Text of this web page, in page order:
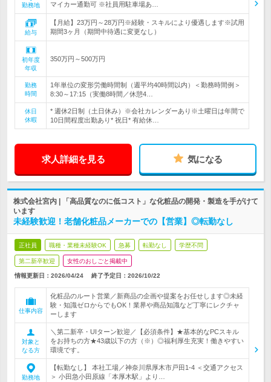
勤務地
マイカー通勤可 ※社員用駐車場あ…
給与
【月給】23万円～28万円※経験・スキルにより優遇します※試用
期間3ヶ月（期間中待遇に変更なし）
初年度
年収
350万円～500万円
勤務
時間
1年単位の変形労働時間制（週平均40時間以内）＜勤務時間例＞
8:30～17:15（実働8時間／休憩4…
休日
休暇
* 週休2日制（土日休み）※会社カレンダーあり※土曜日は年間で
10日間程度出勤あり* 祝日* 有給休…
求人詳細を見る 気になる
株式会社宮内 | 「高品質なのに低コスト」な化粧品の開発・製造を手がけて
います
未経験歓迎！老舗化粧品メーカーでの【営業】◎転勤なし
正社員 職種・業種未経験OK 急募 転勤なし 学歴不問
第二新卒歓迎 女性のおしごと掲載中
情報更新日：2026/04/24 終了予定日： 2026/10/22
仕事内容
化粧品のルート営業／新商品の企画や提案をお任せします◎未経
験・知識ゼロからでもOK！業界や商品知識など丁寧にレクチャ
ーします
対象と
なる方
＼第二新卒・UIターン歓迎／【必須条件】★基本的なPCスキル
をお持ちの方★43歳以下の方（※）◎福利厚生充実！働きやすい
環境です。
勤務地
【転勤なし】 本社工場／神奈川県厚木市戸田1-4 ＜交通アクセス
＞ 小田急小田原線「本厚木駅」より…